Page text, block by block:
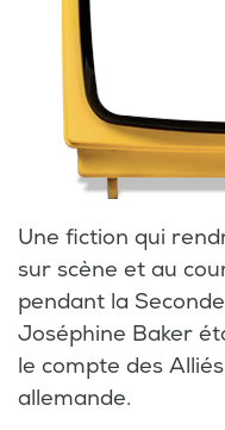
Une fiction qui
sur scène et au
pendant la
Joséphine Baker
le compte des
allemande.